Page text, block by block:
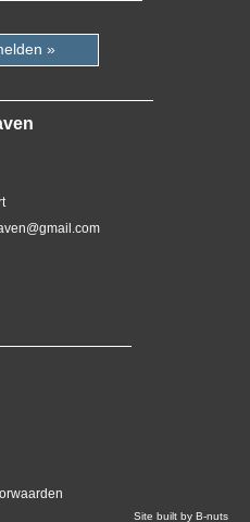
»
Site built by B-nuts